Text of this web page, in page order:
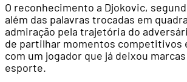
O reconhecimento a Djokovic,
além das palavras trocadas em
admiração pela trajetória do
de partilhar momentos competitivos
com um jogador que já deixou
esporte.